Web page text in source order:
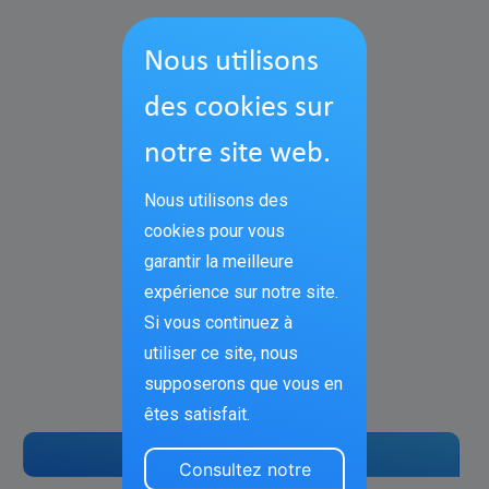
Tout sélectionner
Nous utilisons
des cookies sur
notre site web.
Nous utilisons des
cookies pour vous
garantir la meilleure
expérience sur notre site.
Si vous continuez à
utiliser ce site, nous
supposerons que vous en
êtes satisfait.
Consultez notre